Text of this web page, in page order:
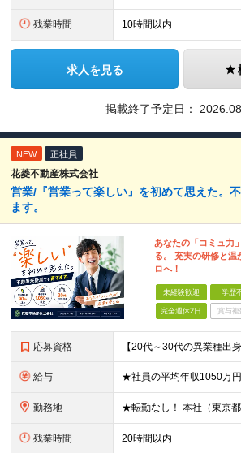
残業時間 10時間以内
求人を見る
掲載終了予定日：
NEW 正社員
花菱不動産株式会社
営業/『営業って楽しい』を初めて思えた。
ます。
あなたの「コミュ力
る。 充実の研修と温
ロへ！
未経験歓迎 学歴
完全週休2日 賞与複
応募資格
給与
勤務地
残業時間 20時間以内